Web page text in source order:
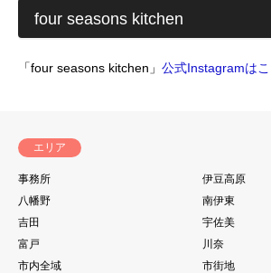
four seasons kitchen
「four seasons kitchen」 公式Instagramはこ
エリア
事務所
伊豆高原
八幡野
南伊東
吉田
宇佐美
富戸
川奈
市内全域
市街地